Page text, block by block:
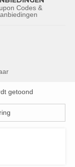
Codes &
getoond